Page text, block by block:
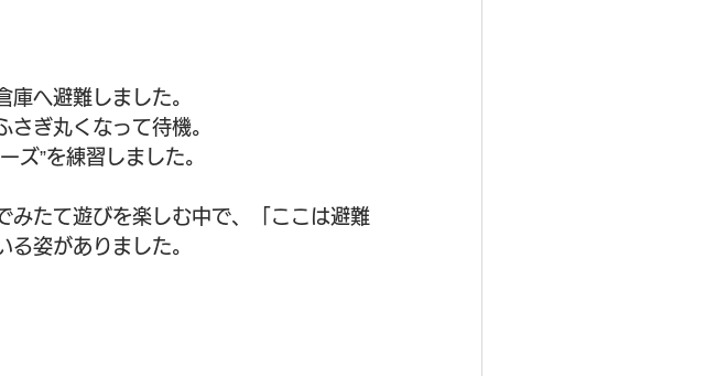
へ避難しました。
ぎ丸くなって待機。
ズ”を練習しました。
みたて遊びを楽しむ中で、「ここは避難
姿がありました。